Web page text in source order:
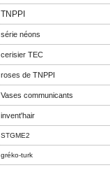
TNPPI
série néons
cerisier TEC
roses de TNPPI
Vases communicants
invent'hair
STGME2
gréko-turk